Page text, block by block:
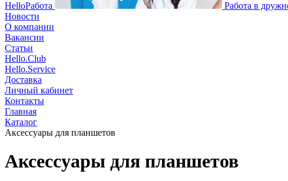
HelloРабота
Работа в
Новости
О компании
Вакансии
Статьи
Hello.Club
Hello.Service
Доставка
Личный кабинет
Контакты
Главная
Каталог
Аксессуары для планшетов
Аксессуары для планшетов